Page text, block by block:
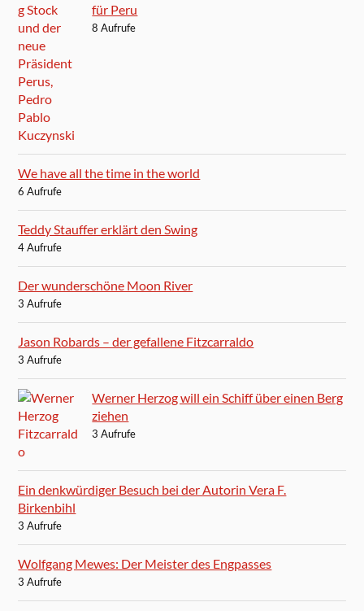
für Peru
8 Aufrufe
We have all the time in the world
6 Aufrufe
Teddy Stauffer erklärt den Swing
4 Aufrufe
Der wunderschöne Moon River
3 Aufrufe
Jason Robards – der gefallene Fitzcarraldo
3 Aufrufe
Werner Herzog will ein Schiff über einen Berg
ziehen
3 Aufrufe
Ein denkwürdiger Besuch bei der Autorin Vera F.
Birkenbihl
3 Aufrufe
Wolfgang Mewes: Der Meister des Engpasses
3 Aufrufe